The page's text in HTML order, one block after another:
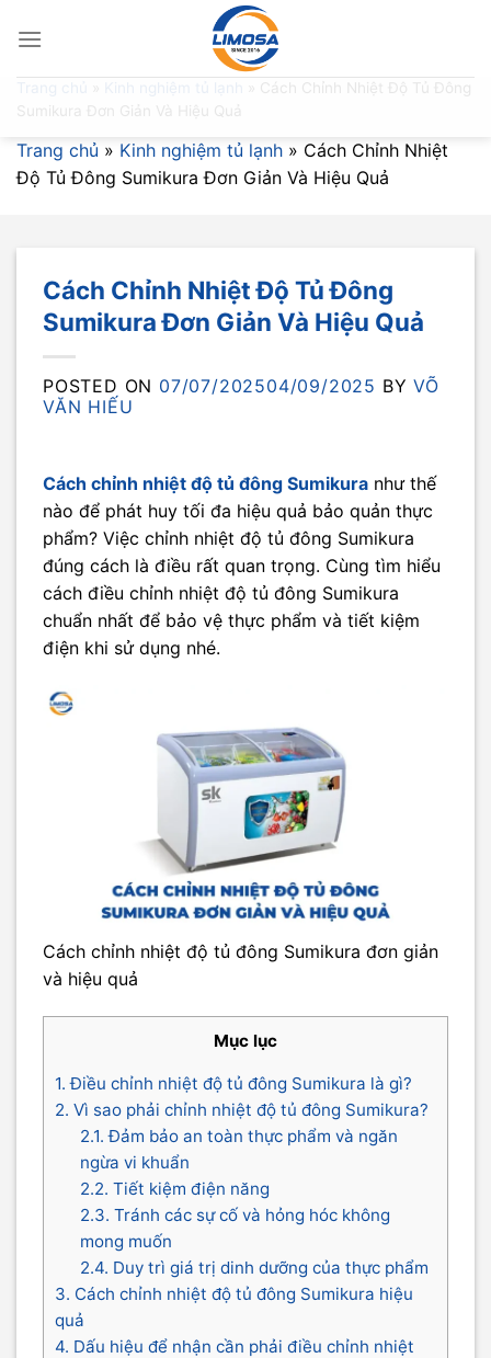
Cách Chỉnh Nhiệt Độ Tủ Đông
Sumikura Đơn Giản Và Hiệu Quả
Trang chủ » Kinh nghiệm tủ lạnh » Cách Chỉnh Nhiệt
Độ Tủ Đông Sumikura Đơn Giản Và Hiệu Quả
Cách Chỉnh Nhiệt Độ Tủ Đông
Sumikura Đơn Giản Và Hiệu Quả
POSTED ON 07/07/202504/09/2025 BYVÕ
VĂN HIẾU
Cách chỉnh nhiệt độ tủ đông Sumikura như thế
nào để phát huy tối đa hiệu quả bảo quản thực
phẩm? Việc chỉnh nhiệt độ tủ đông Sumikura
đúng cách là điều rất quan trọng. Cùng tìm hiểu
cách điều chỉnh nhiệt độ tủ đông Sumikura
chuẩn nhất để bảo vệ thực phẩm và tiết kiệm
điện khi sử dụng nhé.
Cách chỉnh nhiệt độ tủ đông Sumikura đơn giản
và hiệu quả
Mục lục
1. Điều chỉnh nhiệt độ tủ đông Sumikura là gì?
2. Vì sao phải chỉnh nhiệt độ tủ đông Sumikura?
2.1. Đảm bảo an toàn thực phẩm và ngăn
ngừa vi khuẩn
2.2. Tiết kiệm điện năng
2.3. Tránh các sự cố và hỏng hóc không
mong muốn
2.4. Duy trì giá trị dinh dưỡng của thực phẩm
3. Cách chỉnh nhiệt độ tủ đông Sumikura hiệu
quả
4. Dấu hiệu để nhận cần phải điều chỉnh nhiệt